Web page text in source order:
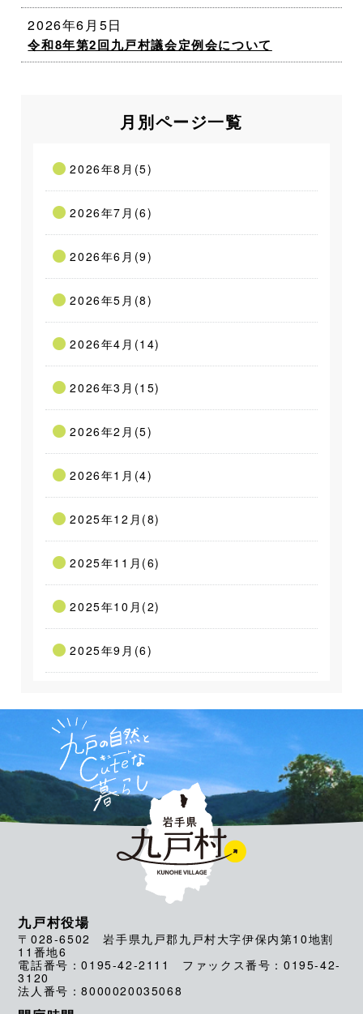
2026年6月5日
令和8年第2回九戸村議会定例会について
月別ページ一覧
2026年8月(5)
2026年7月(6)
2026年6月(9)
2026年5月(8)
2026年4月(14)
2026年3月(15)
2026年2月(5)
2026年1月(4)
2025年12月(8)
2025年11月(6)
2025年10月(2)
2025年9月(6)
九戸村役場
〒028-6502 岩手県九戸郡九戸村大字伊保内第10地割
11番地6
電話番号：0195-42-2111 ファックス番号：0195-42-
3120
法人番号：8000020035068